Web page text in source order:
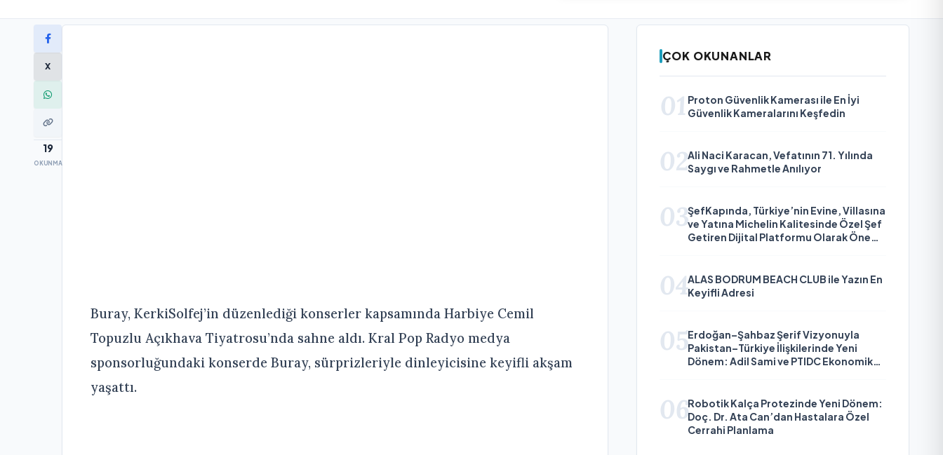
X
19
OKUNMA
Buray, KerkiSolfej’in düzenlediği konserler kapsamında Harbiye Cemil
Topuzlu Açıkhava Tiyatrosu’nda sahne aldı. Kral Pop Radyo medya
sponsorluğundaki konserde Buray, sürprizleriyle dinleyicisine keyifli akşam
yaşattı.
ÇOK OKUNANLAR
01 Proton Güvenlik Kamerası ile En İyi
Güvenlik Kameralarını Keşfedin
02Ali Naci Karacan, Vefatının 71. Yılında
Saygı ve Rahmetle Anılıyor
03ŞefKapında, Türkiye’nin Evine, Villasına
ve Yatına Michelin Kalitesinde Özel Şef
Getiren Dijital Platformu Olarak Öne
04ALAS BODRUM BEACH CLUB ile Yazın En
Keyifli Adresi
05Erdoğan–Şahbaz Şerif Vizyonuyla
Pakistan–Türkiye İlişkilerinde Yeni
Dönem: Adil Sami ve PTIDC Ekonomik
06Robotik Kalça Protezinde Yeni Dönem:
Doç. Dr. Ata Can’dan Hastalara Özel
Cerrahi Planlama